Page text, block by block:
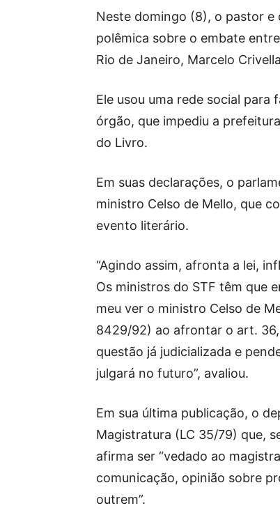
Neste domingo (8), o pastor e
polêmica sobre o embate
Rio de Janeiro, Marcelo
Ele usou uma rede social para
órgão, que impediu a
do Livro.
Em suas declarações, o
ministro Celso de Mello, que
evento literário.
“Agindo assim, afronta a lei,
Os ministros do STF têm que
meu ver o ministro Celso de
8429/92) ao afrontar o art.
questão já judicializada e
julgará no futuro”, avaliou.
Em sua última publicação, o
Magistratura (LC 35/79) que,
afirma ser “vedado ao
comunicação, opinião sobre
outrem”.